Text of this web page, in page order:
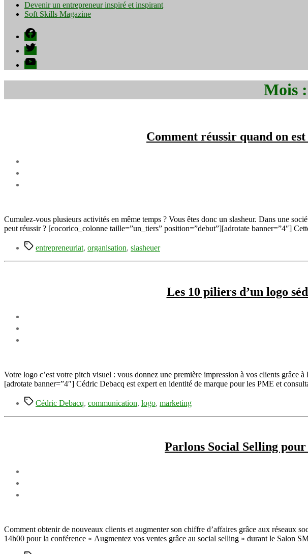
Devenir un entrepreneur inspiré et inspirant
Soft Skills Magazine
Facebook
Twitter
YouTube
Mois :
Comment réussir quand on
Cumulez-vous plusieurs activités en même temps ? Vous êtes donc un slasheur. Dans une
peut réussir ? [cocorico_colonne taille=”un_tiers” position=”debut”][adrotate banner=”4″]
Étiquettes
entrepreneuriat, organisation, slasheuer
Les 10 piliers d’un logo
Votre logo c’est votre pitch visuel : vous donnez une première impression à vos clients grâce
[adrotate banner=”4″] Cédric Debacq est expert en identité de marque pour les PME et
Étiquettes
Cédric Debacq, communication, logo, marketing
Parlons Social Selling
Comment obtenir de nouveaux clients et augmenter son chiffre d’affaires grâce aux réseaux
14h00 pour la conférence « Augmentez vos ventes grâce au social selling » durant le Salon